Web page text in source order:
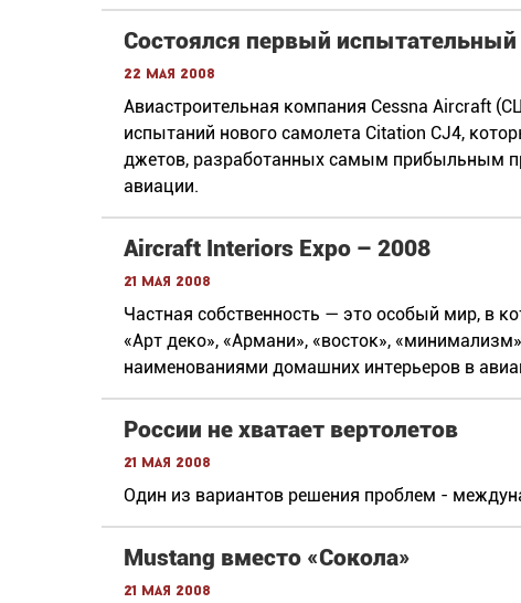
Состоялся первый
22 мая 2008
Авиастроительная компания Cessna Aircraft
испытаний нового самолета Citation CJ4,
джетов, разработанных самым прибыльным
авиации.
Aircraft Interiors Expo – 2008
21 мая 2008
Частная собственность — это особый мир, в
«Арт деко», «Армани», «восток»,
наименованиями домашних интерьеров в
России не хватает вертолетов
21 мая 2008
Один из вариантов решения проблем -
Mustang вместо «Сокола»
21 мая 2008